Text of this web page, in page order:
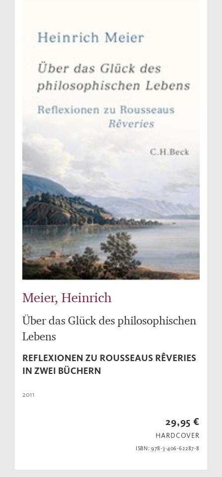
Meier, Heinrich
Über das Glück des philosophischen
Lebens
REFLEXIONEN ZU ROUSSEAUS RÊVERIES
IN ZWEI BÜCHERN
2011
29,95 €
HARDCOVER
ISBN: 978-3-406-62287-8